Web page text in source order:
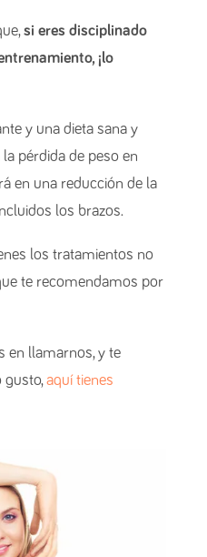
si eres disciplinado
¡lo
y una dieta sana y
pérdida de peso en
en una reducción de la
los brazos.
los tratamientos no
te recomendamos por
en llamarnos, y te
gusto,aquí tienes